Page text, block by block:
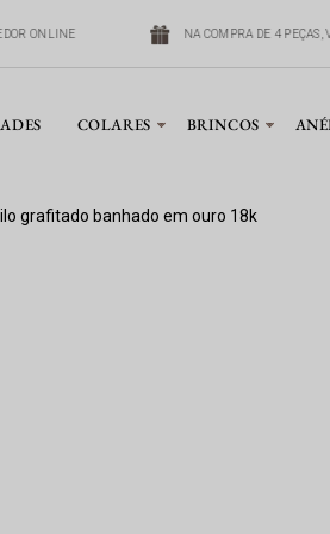
ONLINE NA COMPRA DE 4 PEÇAS,
COLARES BRINCOS
grafitado banhado em ouro 18k